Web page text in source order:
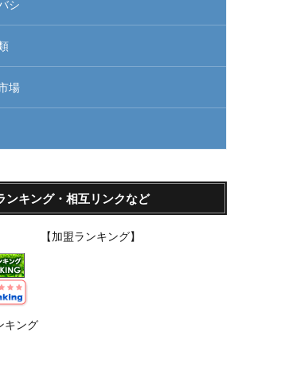
シ
場
ンキング・相互リンクなど
【加盟ランキング】